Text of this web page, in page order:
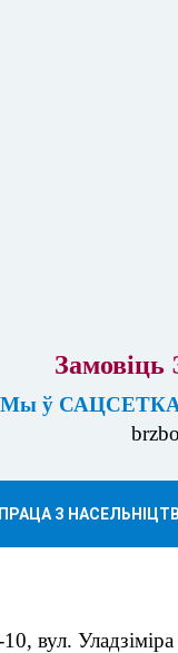
Мы ў
ПРАЦА З
вул.